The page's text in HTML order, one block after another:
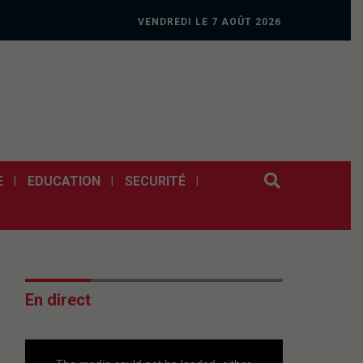
VENDREDI LE 7 AOÛT 2026
EDUCATION SECURITÉ
En direct